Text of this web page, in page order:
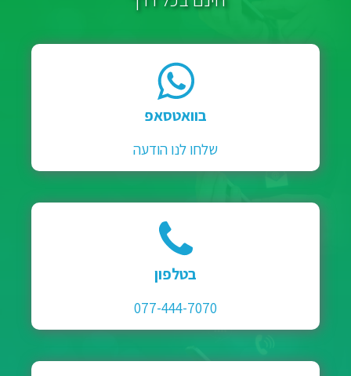
בוואטסאפ
שלחו לנו הודעה
בטלפון
077-444-7070